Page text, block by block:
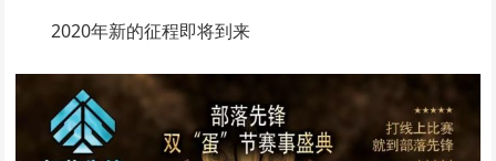
2020年新的征程即将到来